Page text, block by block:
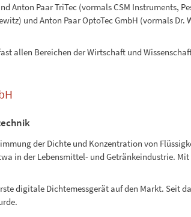
Anton Paar TriTec (vormals CSM Instruments,
und Anton Paar OptoTec GmbH (vormals Dr.
allen Bereichen der Wirtschaft und
der Dichte und Konzentration von
in der Lebensmittel- und Getränkeindustrie.
digitale Dichtemessgerät auf den Markt. Seit